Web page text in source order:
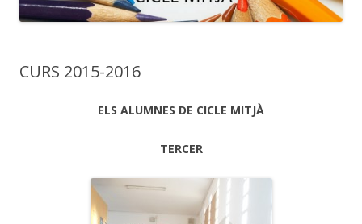
CURS 2015-2016
ELS ALUMNES DE CICLE MITJÀ
TERCER